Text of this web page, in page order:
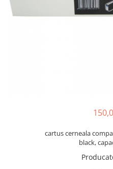
cartus cerneala
black,